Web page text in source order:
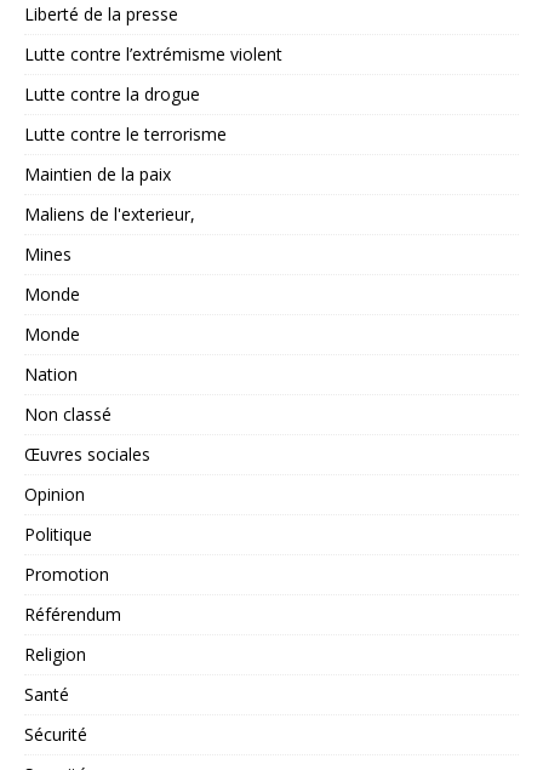
Liberté de la presse
Lutte contre l’extrémisme violent
Lutte contre la drogue
Lutte contre le terrorisme
Maintien de la paix
Maliens de l'exterieur,
Mines
Monde
Monde
Nation
Non classé
Œuvres sociales
Opinion
Politique
Promotion
Référendum
Religion
Santé
Sécurité